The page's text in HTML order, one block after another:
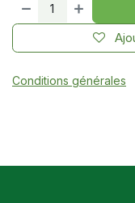
Conditions générales